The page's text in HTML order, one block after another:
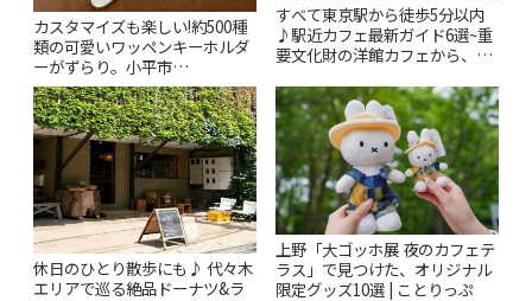
カスタマイズも楽しい!約500種
類の可愛いワッペンキーホルダ
ーがずらり。小平市
「Kimamaya T&K」 | ことりっ
ぷ
すべて東京駅から徒歩5分以内
♪駅近カフェ最新ガイド6選~重
要文化財の洋館カフェから、改
りっぷ
休日のひとり散歩にも♪ 代々木
エリアで巡る絶品ドーナツ&ラ
上野「大ゴッホ展 夜のカフェテ
ラス」で見つけた、オリジナル
限定グッズ10選 | ことりっぷ